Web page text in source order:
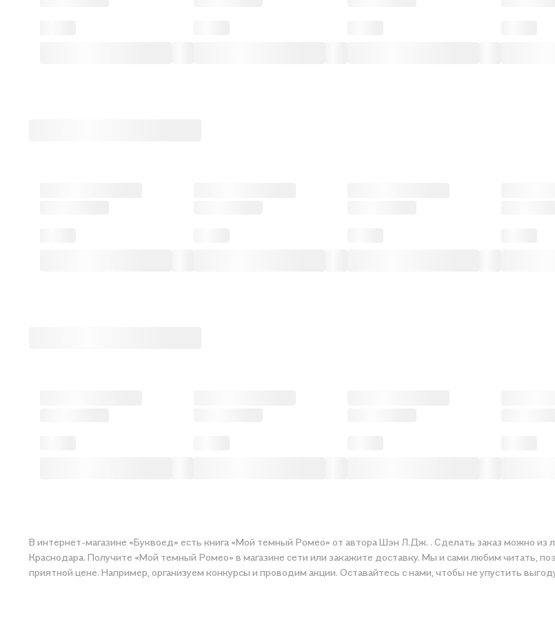
В интернет-магазине «Буквоед» есть книга «Мой темный Ромео» от автора Шэн Л.Дж. . Сделать заказ можно из
Краснодара. Получите «Мой темный Ромео» в магазине сети или закажите доставку. Мы и сами любим читать, поэтому делаем всё,
приятной цене. Например, организуем конкурсы и проводим акции. Оставайтесь с нами, чтобы не упустить